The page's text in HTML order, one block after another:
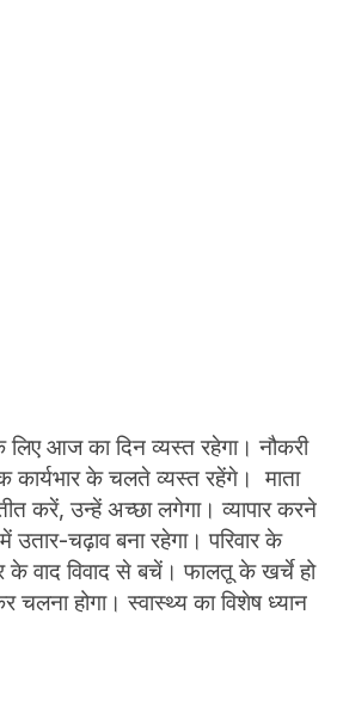
आज का दिन व्यस्त रहेगा। नौकरी
के चलते व्यस्त रहेंगे। माता
करें, उन्हें अच्छा लगेगा। व्यापार करने
उतार-चढ़ाव बना रहेगा। परिवार के
वाद विवाद से बचें। फालतू के खर्चे हो
होगा। स्वास्थ्य का विशेष ध्यान